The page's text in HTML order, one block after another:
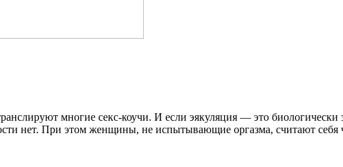
многие секс-коучи. И если эякуляция — это
нет. При этом женщины, не испытывающие оргазма, считают